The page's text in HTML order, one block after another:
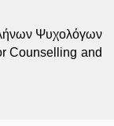
Ψυχολόγων
Counselling and